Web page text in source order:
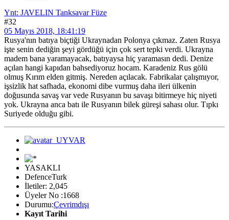
Ynt: JAVELIN Tanksavar Füze
#32
05 Mayıs 2018, 18:41:19
Rusya'nın batıya biçtiği Ukraynadan Polonya çıkmaz. Zaten Rusya
işte senin dediğin şeyi gördüğü için çok sert tepki verdi. Ukrayna
madem bana yaramayacak, batıyaysa hiç yaramasın dedi. Denize
açılan hangi kapıdan bahsediyoruz hocam. Karadeniz Rus gölü
olmuş Kırım elden gitmiş. Nereden açılacak. Fabrikalar çalışmıyor,
işsizlik hat safhada, ekonomi dibe vurmuş daha ileri ülkenin
doğusunda savaş var vede Rusyanın bu savaşı bitirmeye hiç niyeti
yok. Ukrayna anca batı ile Rusyanın bilek güreşi sahası olur. Tıpkı
Suriyede olduğu gibi.
YASAKLI
DefenceTurk
İletiler: 2,045
Üyeler No :1668
Durumu:Çevrimdışı
Kayıt Tarihi